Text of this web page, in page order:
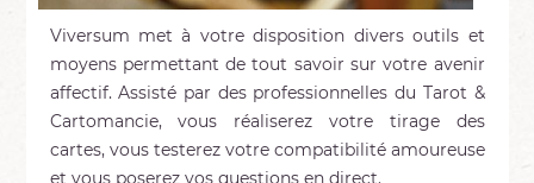
Viversum met à votre disposition divers outils et
moyens permettant de tout savoir sur votre avenir
affectif. Assisté par des professionnelles du Tarot &
Cartomancie, vous réaliserez votre tirage des
cartes, vous testerez votre compatibilité amoureuse
et vous poserez vos questions en direct.